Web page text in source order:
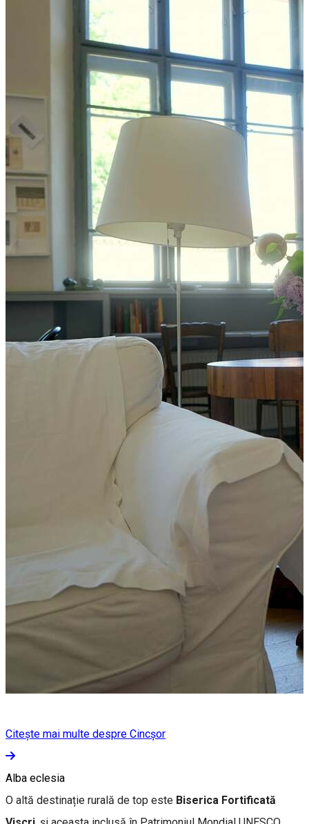
Citește mai multe despre Cincșor
Alba eclesia
O altă destinație rurală de top este Biserica Fortificată